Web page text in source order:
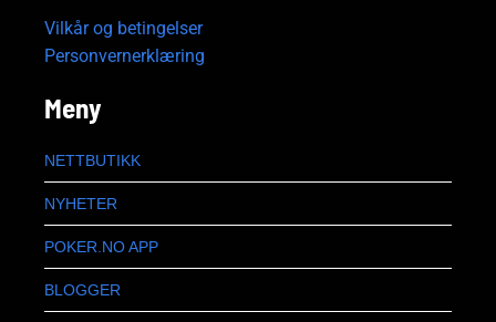
Vilkår og betingelser
Personvernerklæring
Meny
NETTBUTIKK
NYHETER
POKER.NO APP
BLOGGER